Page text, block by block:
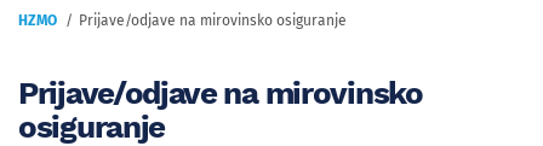
HZMO Prijave/odjave na mirovinsko osiguranje
Prijave/odjave na mirovinsko
osiguranje